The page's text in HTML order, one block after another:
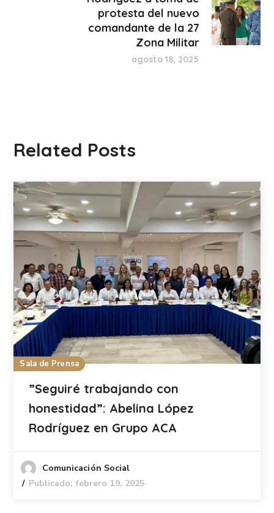
protesta del nuevo
comandante de la 27
Zona Militar
agosto 18, 2025
Related Posts
Sala de Prensa
”Seguiré trabajando con
honestidad”: Abelina López
Rodríguez en Grupo ACA
Comunicación Social
Publicado: febrero 19, 2025